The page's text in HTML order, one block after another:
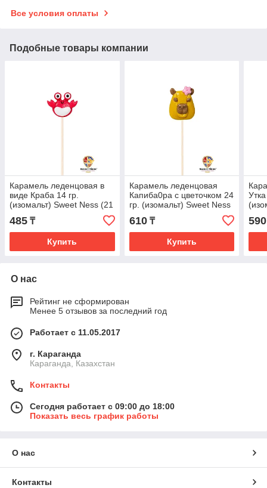
Все условия оплаты
Подобные товары компании
Карамель леденцовая в
виде Краба 14 гр.
(изомальт) Sweet Ness (21
шт в шоубоксе)
485 ₸
Купить
Карамель леденцовая
Капиба0ра с цветочком 24
гр. (изомальт) Sweet Ness
(21 шт в шоубоксе)
610₸
Купить
590
О нас
Рейтинг не сформирован
Менее 5 отзывов за последний год
Работает с 11.05.2017
г. Караганда
Караганда, Казахстан
Контакты
Сегодня работает с 09:00 до 18:00
Показать весь график работы
О нас
Контакты